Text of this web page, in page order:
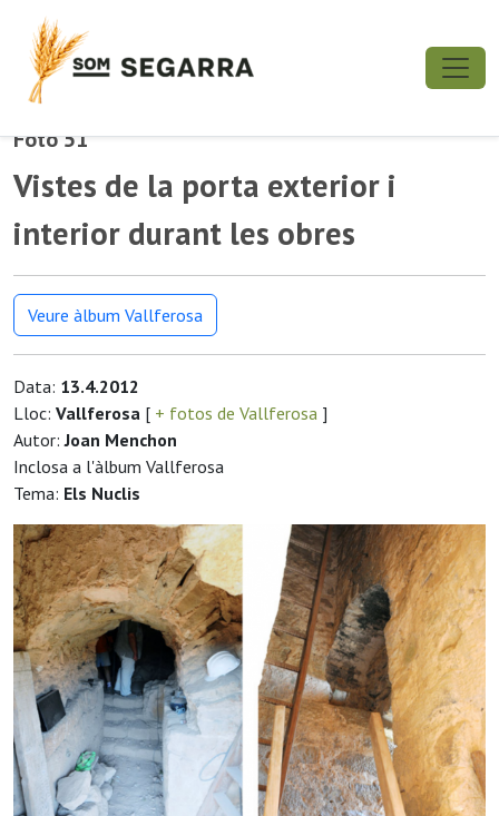
Foto 51
Vistes de la porta exterior i
interior durant les obres
Veure àlbum Vallferosa
Data: 13.4.2012
Lloc: Vallferosa [ + fotos de Vallferosa ]
Autor:Joan Menchon
Inclosa a l'àlbum Vallferosa
Tema: Els Nuclis